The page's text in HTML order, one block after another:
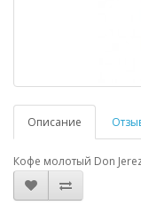
Описание
Кофе молотый Don